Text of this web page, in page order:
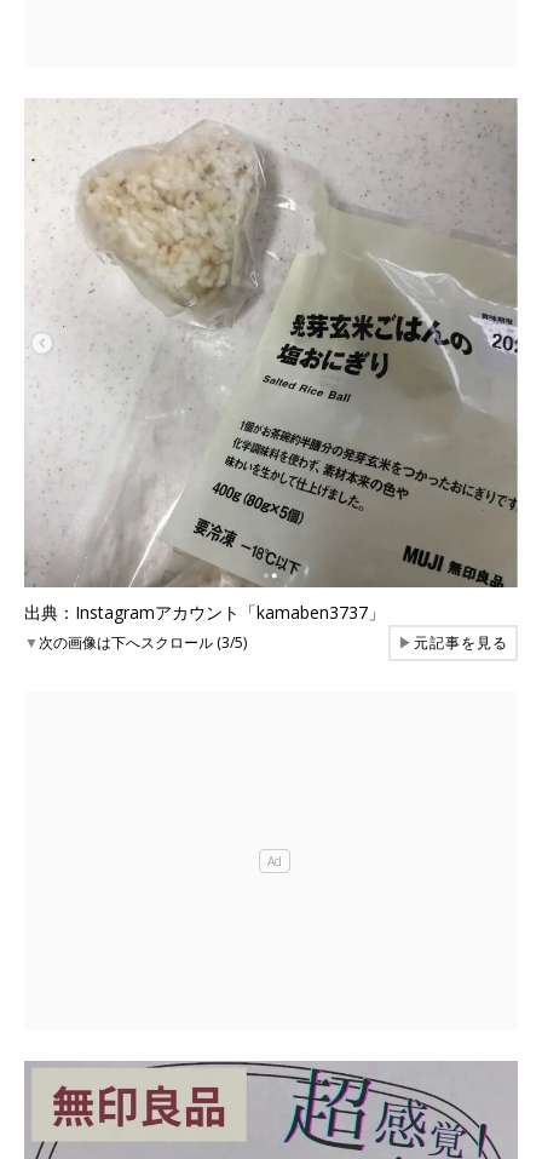
出典：Instagramアカウント「kamaben3737」
▼次の画像は下へスクロール (3/5) ▶元記事を見る